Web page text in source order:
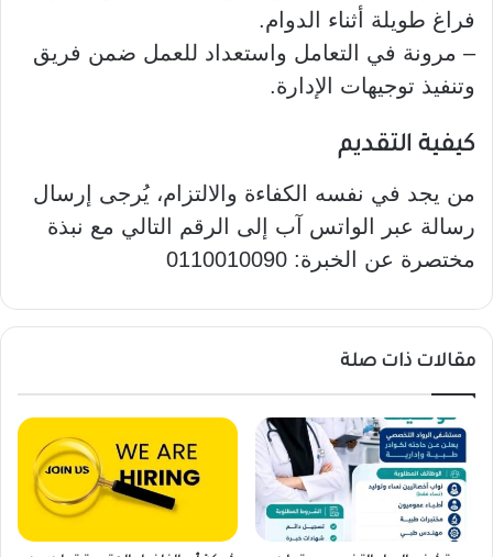
فراغ طويلة أثناء الدوام.
– مرونة في التعامل واستعداد للعمل ضمن فريق
وتنفيذ توجيهات الإدارة.
كيفية التقديم
من يجد في نفسه الكفاءة والالتزام، يُرجى إرسال
رسالة عبر الواتس آب إلى الرقم التالي مع نبذة
مختصرة عن الخبرة: 0110010090
مقالات ذات صلة